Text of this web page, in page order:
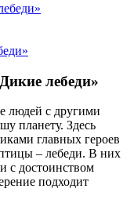
лебеди»
людей с другими
планету. Здесь
главных героев
– лебеди. В них
с достоинством
подходит